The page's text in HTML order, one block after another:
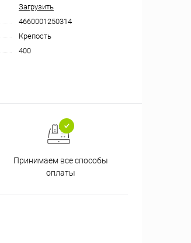
Загрузить
4660001250314
Крепость
400
Принимаем все способы
оплаты